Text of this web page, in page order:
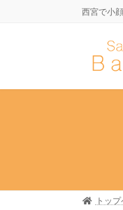
西宮で小
トッ